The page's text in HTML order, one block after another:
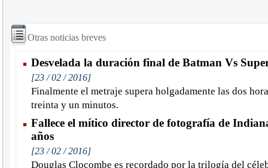
Otras noticias breves
Desvelada la duración final de Batman Vs
[23 / 02 / 2016]
Finalmente el metraje supera holgadamente las dos
treinta y un minutos.
Fallece el mítico director de fotografía de
años
[23 / 02 / 2016]
Douglas Clocombe es recordado por la trilogía del